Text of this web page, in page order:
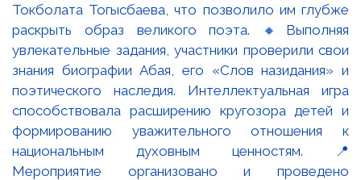
Токболата Тогысбаева, что позволило им глубже
раскрыть образ великого поэта. 🔸Выполняя
увлекательные задания, участники проверили свои
знания биографии Абая, его «Слов назидания» и
поэтического наследия. Интеллектуальная игра
способствовала расширению кругозора детей и
формированию уважительного отношения к
национальным духовным ценностям. 📍
Мероприятие организовано и проведено